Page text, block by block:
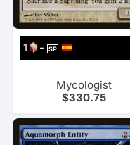
1 -SP
Mycologist
$330.75